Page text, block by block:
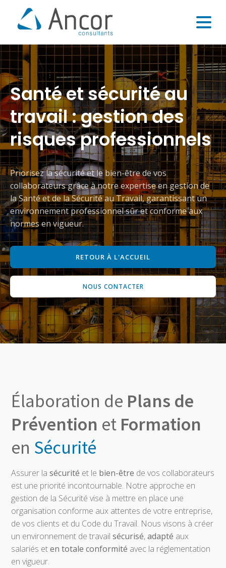
Santé et sécurité au
travail : gestion des
risques professionnels
Priorisez la sécurité et le bien-être de vos
collaborateurs grâce à notre expertise en gestion de
la Santé et de la Sécurité au Travail, garantissant un
environnement professionnel sûr et conforme aux
normes en vigueur.
RETOUR À L'ACCUEIL
NOUS CONTACTER
Élaboration de Plans de
Prévention et Formation
en Sécurité
Assurer lasécurité et le bien-être de vos collaborateurs
est une priorité incontournable. Notre approche en
gestion de la Sécurité vise à mettre en place une
organisation conforme aux attentes de votre entreprise,
de vos clients et du Code du Travail. Nous visons à créer
un environnement de travailsécurisé,adapté aux
salariés eten totale conformité avec la réglementation
en vigueur.